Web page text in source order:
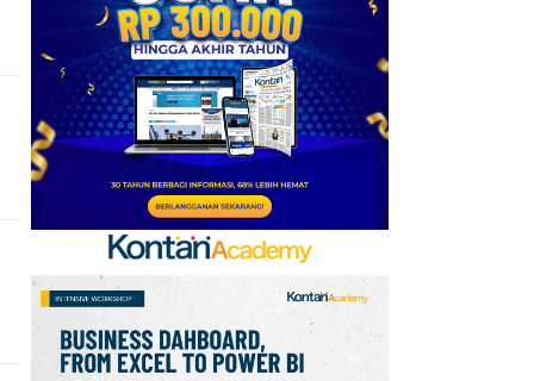
Baru, Ini Daftar 54
Saham HSC BEI per 6
Agustus 2026
7
UEFA hingga Luis Figo,
Ini Daftar Pihak yang
Menentang Gianni
Infantino
8
Krisis Migrasi Ancam
Status Maroko sebagai
Tuan Rumah Piala Dunia
2030